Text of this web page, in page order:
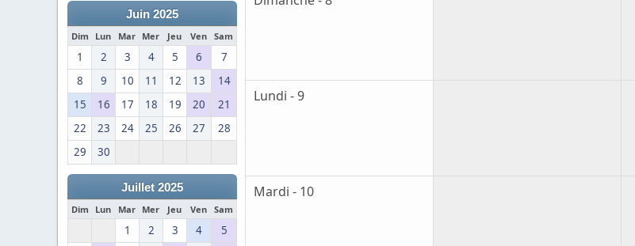
Juin 2025
Dim Lun Mar Mer Jeu Ven Sam
1 2 3 4 5 6
7
8
9 10 11 12 13
14
15
16 17 18 19 20
21
22
23 24 25 26 27
28
29
30
Juillet 2025
Dim Lun Mar Mer Jeu Ven Sam
1 2 3 4
5
Lundi - 9
Mardi - 10